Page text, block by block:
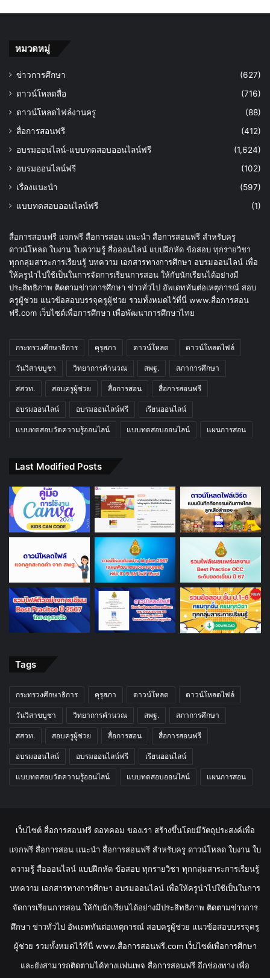
หมวดหมู่
ข่าวการศึกษา
(627)
ดาวน์โหลดสื่อ
(716)
ดาวน์โหลดไฟล์งานครู
(88)
สื่อการสอนฟรี
(412)
อบรมออนไลน์-แบบทดสอบออนไลน์ฟรี
(1,624)
อบรมออนไลน์ฟรี
(102)
เรื่องแนะนำ
(597)
แบบทดสอบออนไลน์ฟรี
(1)
สื่อการสอนฟรี แจกฟรี สื่อการสอน แนะนำ สื่อการสอนฟรี สำหรับครู
ดาวน์โหลด ใบงาน ใบความรู้ สื่อออนไลน์ แบบฝึกหัด ข้อสอบ ทุกรายวิชา
ทุกกลุ่มสาระการเรียนรู้ บทความ เอกสารทางการศึกษา อบรมออนไลน์ เพื่อ
ให้ครูนำไปใช้เป็นในการจัดการเรียนการสอน ให้กับนักเรียนได้อย่างมี
ประสิทธิภาพ ติดตามข่าวการศึกษา ข่าวทั่วไป อัพเดททันต่อเหตุการณ์ สอบ
ครูผู้ช่วย แนวข้อสอบบรรจุครูผู้ช่วย รวมทั้งหมดไว้ที่นี่ www.สื่อการสอน
ฟรี.com เว็บไซต์เพื่อการศึกษา เพื่อพัฒนาการศึกษาไทย
กระทรวงศึกษาธิการ คุรุสภา ดาวน์โหลด ดาวน์โหลดไฟล์
วันวิสาขบูชา วิทยาการคำนวณ สพฐ. สภาการศึกษา
สสวท. สอบครูผู้ช่วย สื่อการสอน สื่อการสอนฟรี
อบรมออนไลน์ อบรมออนไลน์ฟรี เรียนออนไลน์
แบบทดสอบวัดความรู้ออนไลน์ แบบทดสอบออนไลน์ แผนการสอน
Last Modified Posts
Tags
กระทรวงศึกษาธิการ คุรุสภา ดาวน์โหลด ดาวน์โหลดไฟล์
วันวิสาขบูชา วิทยาการคำนวณ สพฐ. สภาการศึกษา
สสวท. สอบครูผู้ช่วย สื่อการสอน สื่อการสอนฟรี
อบรมออนไลน์ อบรมออนไลน์ฟรี เรียนออนไลน์
แบบทดสอบวัดความรู้ออนไลน์ แบบทดสอบออนไลน์ แผนการสอน
เว็บไซต์ สื่อการสอนฟรี ดอทคอม ของเรา สร้างขึ้นโดยมีวัตถุประสงค์เพื่อ
แจกฟรี สื่อการสอน แนะนำ สื่อการสอนฟรี สำหรับครู ดาวน์โหลด ใบงาน ใบ
ความรู้ สื่อออนไลน์ แบบฝึกหัด ข้อสอบ ทุกรายวิชา ทุกกลุ่มสาระการเรียนรู้
บทความ เอกสารทางการศึกษา อบรมออนไลน์ เพื่อให้ครูนำไปใช้เป็นในการ
จัดการเรียนการสอน ให้กับนักเรียนได้อย่างมีประสิทธิภาพ ติดตามข่าวการ
ศึกษา ข่าวทั่วไป อัพเดททันต่อเหตุการณ์ สอบครูผู้ช่วย แนวข้อสอบบรรจุครู
ผู้ช่วย รวมทั้งหมดไว้ที่นี่ www.สื่อการสอนฟรี.com เว็บไซต์เพื่อการศึกษา
และยังสามารถติดตามได้ทางแฟนเพจ สื่อการสอนฟรี อีกช่องทาง เพื่อ